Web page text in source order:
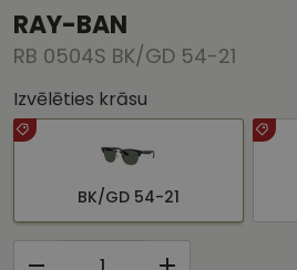
RAY-BAN
RB 0504S BK/GD 54-21
Izvēlēties krāsu
BK/GD 54-21